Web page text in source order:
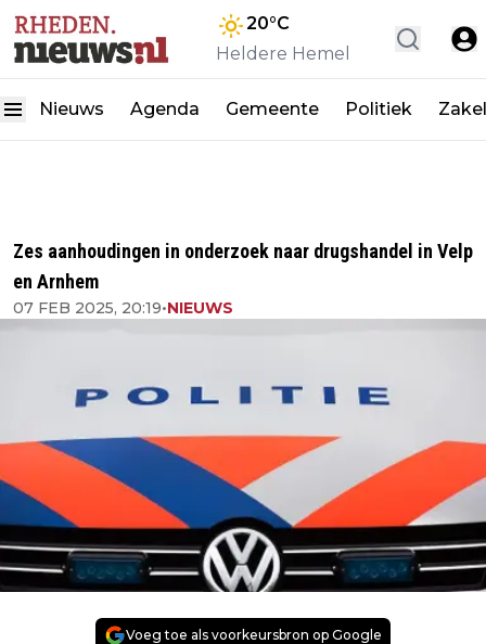
20°C
Heldere Hemel
Nieuws Agenda Gemeente Politiek
Zes aanhoudingen in onderzoek naar drugshandel in Velp
en Arnhem
07 FEB 2025, 20:19•NIEUWS
Voeg toe als voorkeursbron op Google